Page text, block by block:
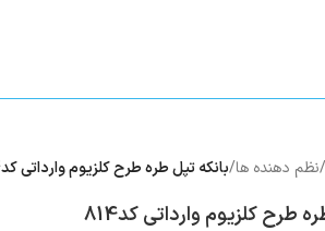
/نظم دهنده ها/بانکه تپل طره طرح کلزیوم وارداتی کد814
طرح کلزیوم وارداتی کد814